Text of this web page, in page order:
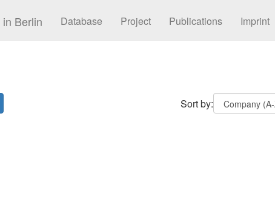
Berlin Database Project Publications Imprint
Sort by: